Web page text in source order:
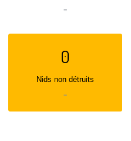
=
0
Nids non détruits
=